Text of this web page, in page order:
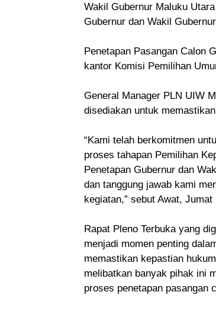
Wakil Gubernur Maluku
Gubernur dan Wakil
Penetapan Pasangan Calon
kantor Komisi Pemilihan
General Manager PLN UIW
disediakan untuk
“Kami telah berkomitmen
proses tahapan Pemilihan
Penetapan Gubernur dan
dan tanggung jawab kami
kegiatan,” sebut Awat, Jumat
Rapat Pleno Terbuka yang
menjadi momen penting
memastikan kepastian
melibatkan banyak pihak ini
proses penetapan pasangan